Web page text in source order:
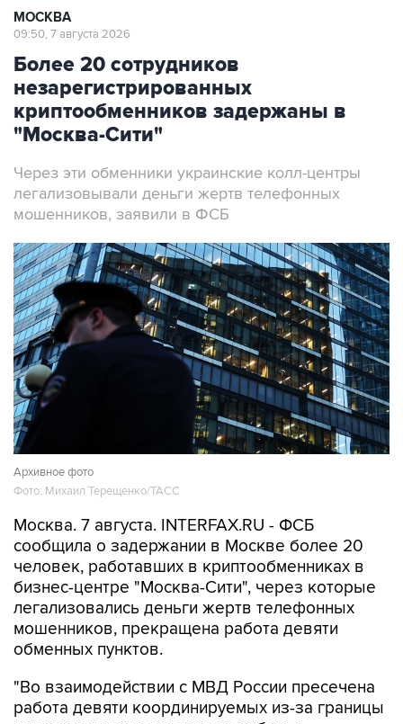
МОСКВА
09:50, 7 августа 2026
Более 20 сотрудников
незарегистрированных
криптообменников задержаны в
"Москва-Сити"
Через эти обменники украинские колл-центры
легализовывали деньги жертв телефонных
мошенников, заявили в ФСБ
Архивное фото
Фото: Михаил Терещенко/ТАСС
Москва. 7 августа. INTERFAX.RU - ФСБ
сообщила о задержании в Москве более 20
человек, работавших в криптообменниках в
бизнес-центре "Москва-Сити", через которые
легализовались деньги жертв телефонных
мошенников, прекращена работа девяти
обменных пунктов.
"Во взаимодействии с МВД России пресечена
работа девяти координируемых из-за границы